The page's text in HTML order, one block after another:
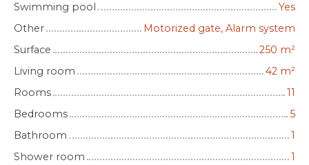
Swimming pool
Yes
Other
Motorized gate, Alarm system
Surface
250 m²
Living room
42 m²
Rooms
11
Bedrooms
5
Bathroom
1
Shower room
1